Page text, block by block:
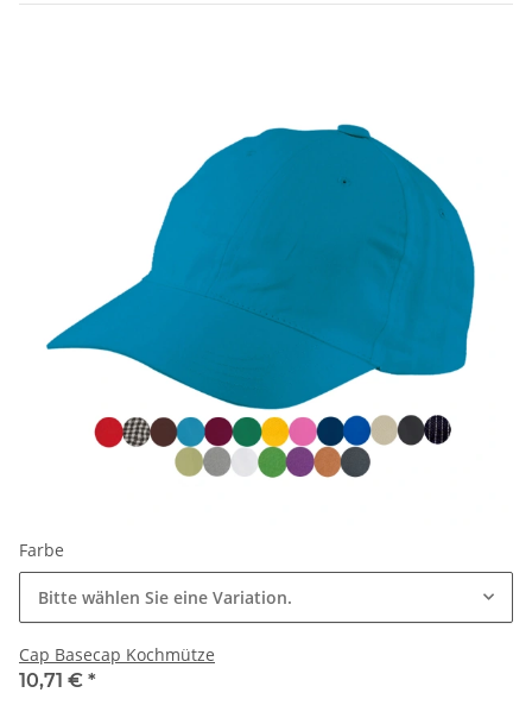
Farbe
Bitte wählen Sie eine Variation.
Cap Basecap Kochmütze
10,71 € *